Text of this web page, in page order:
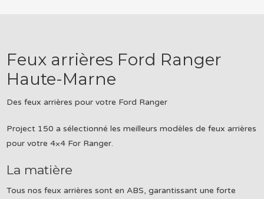
Feux arrières Ford Ranger
Haute-Marne
Des feux arrières pour votre Ford Ranger
Project 150 a sélectionné les meilleurs modèles de feux arrières
pour votre 4×4 For Ranger.
La matière
Tous nos feux arrières sont en ABS, garantissant une forte